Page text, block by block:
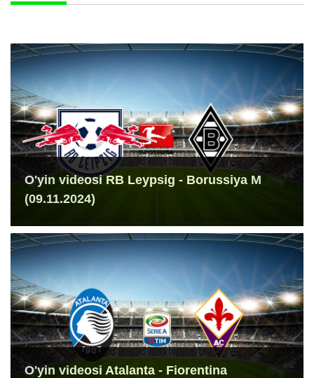
O'yin videosi RB Leypsig - Borussiya M
(09.11.2024)
O'yin videosi Atalanta - Fiorentina